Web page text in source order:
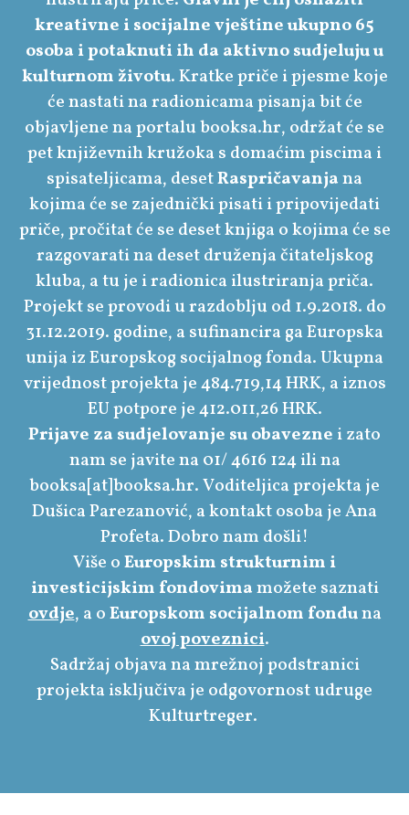
kreativne i socijalne vještine ukupno 65
osoba i potaknuti ih da aktivno sudjeluju u
kulturnom životu. Kratke priče i pjesme koje
će nastati na radionicama pisanja bit će
objavljene na portalu booksa.hr, održat će se
pet književnih kružoka s domaćim piscima i
spisateljicama, desetRaspričavanjana
kojima će se zajednički pisati i pripovijedati
priče, pročitat će se deset knjiga o kojima će se
razgovarati na deset druženja čitateljskog
kluba, a tu je i radionica ilustriranja priča.
Projekt se provodi u razdoblju od 1.9.2018. do
31.12.2019. godine, a sufinancira ga Europska
unija iz Europskog socijalnog fonda. Ukupna
vrijednost projekta je 484.719,14 HRK, a iznos
EU potpore je 412.011,26 HRK.
Prijave za sudjelovanje su obavezne i zato
nam se javite na 01/ 4616 124 ili na
booksa[at]booksa.hr. Voditeljica projekta je
Dušica Parezanović, a kontakt osoba je Ana
Profeta. Dobro nam došli!
Više oEuropskim strukturnim i
investicijskim fondovimamožete saznati
ovdje, a oEuropskom socijalnom fonduna
ovoj poveznici.
Sadržaj objava na mrežnoj podstranici
projekta isključiva je odgovornost udruge
Kulturtreger.